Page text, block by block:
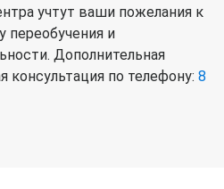
учтут ваши пожелания к
переобучения и
Дополнительная
консультация по телефону: 8